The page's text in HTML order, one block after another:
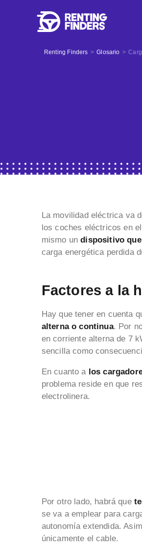
Renting Finders > Glosario >
La movilidad eléctrica va
los coches eléctricos en
mismo undispositivo
carga energética perdida
Factores a la
Hay que tener en cuenta
alterna o continua. Por
en corriente alterna de 7
sencilla como
En cuanto a los
problema reside en que
electrolinera.
Por otro lado, habrá que
se va a emplear para
autonomía extendida.
únicamente el cable.